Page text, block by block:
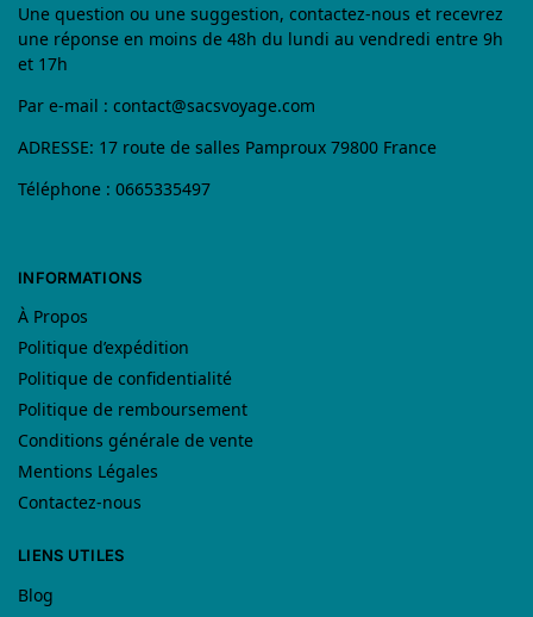
Une question ou une suggestion, contactez-nous et recevrez
une réponse en moins de 48h du lundi au vendredi entre 9h
et 17h
Par e-mail : contact@sacsvoyage.com
ADRESSE: 17 route de salles Pamproux 79800 France
Téléphone : 0665335497
INFORMATIONS
À Propos
Politique d’expédition
Politique de confidentialité
Politique de remboursement
Conditions générale de vente
Mentions Légales
Contactez-nous
LIENS UTILES
Blog